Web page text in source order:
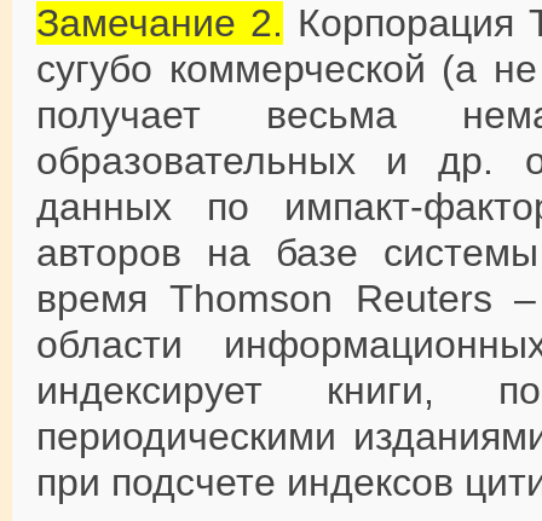
Замечание 2. Корпорация
сугубо коммерческой (а
получает весьма
образовательных и др.
данных по импакт-
авторов на базе
время Thomson Reuters
области
индексирует книги,
периодическими
при подсчете индексов